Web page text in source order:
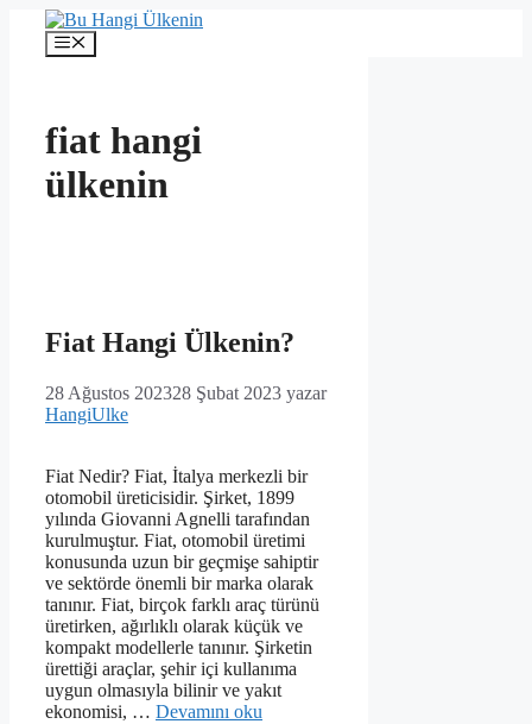
İçeriğe
Menü
fiat hangi
ülkenin
Fiat Hangi Ülkenin?
28 Ağustos 202328 Şubat 2023 yazar
HangiUlke
Fiat Nedir? Fiat, İtalya merkezli bir
otomobil üreticisidir. Şirket, 1899
yılında Giovanni Agnelli tarafından
kurulmuştur. Fiat, otomobil üretimi
konusunda uzun bir geçmişe sahiptir
ve sektörde önemli bir marka olarak
tanınır. Fiat, birçok farklı araç türünü
üretirken, ağırlıklı olarak küçük ve
kompakt modellerle tanınır. Şirketin
ürettiği araçlar, şehir içi kullanıma
uygun olmasıyla bilinir ve yakıt
ekonomisi, … Devamını oku